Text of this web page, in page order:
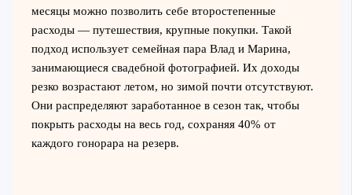
месяцы можно позволить себе второстепенные
расходы — путешествия, крупные покупки. Такой
подход использует семейная пара Влад и Марина,
занимающиеся свадебной фотографией. Их доходы
резко возрастают летом, но зимой почти отсутствуют.
Они распределяют заработанное в сезон так, чтобы
покрыть расходы на весь год, сохраняя 40% от
каждого гонорара на резерв.